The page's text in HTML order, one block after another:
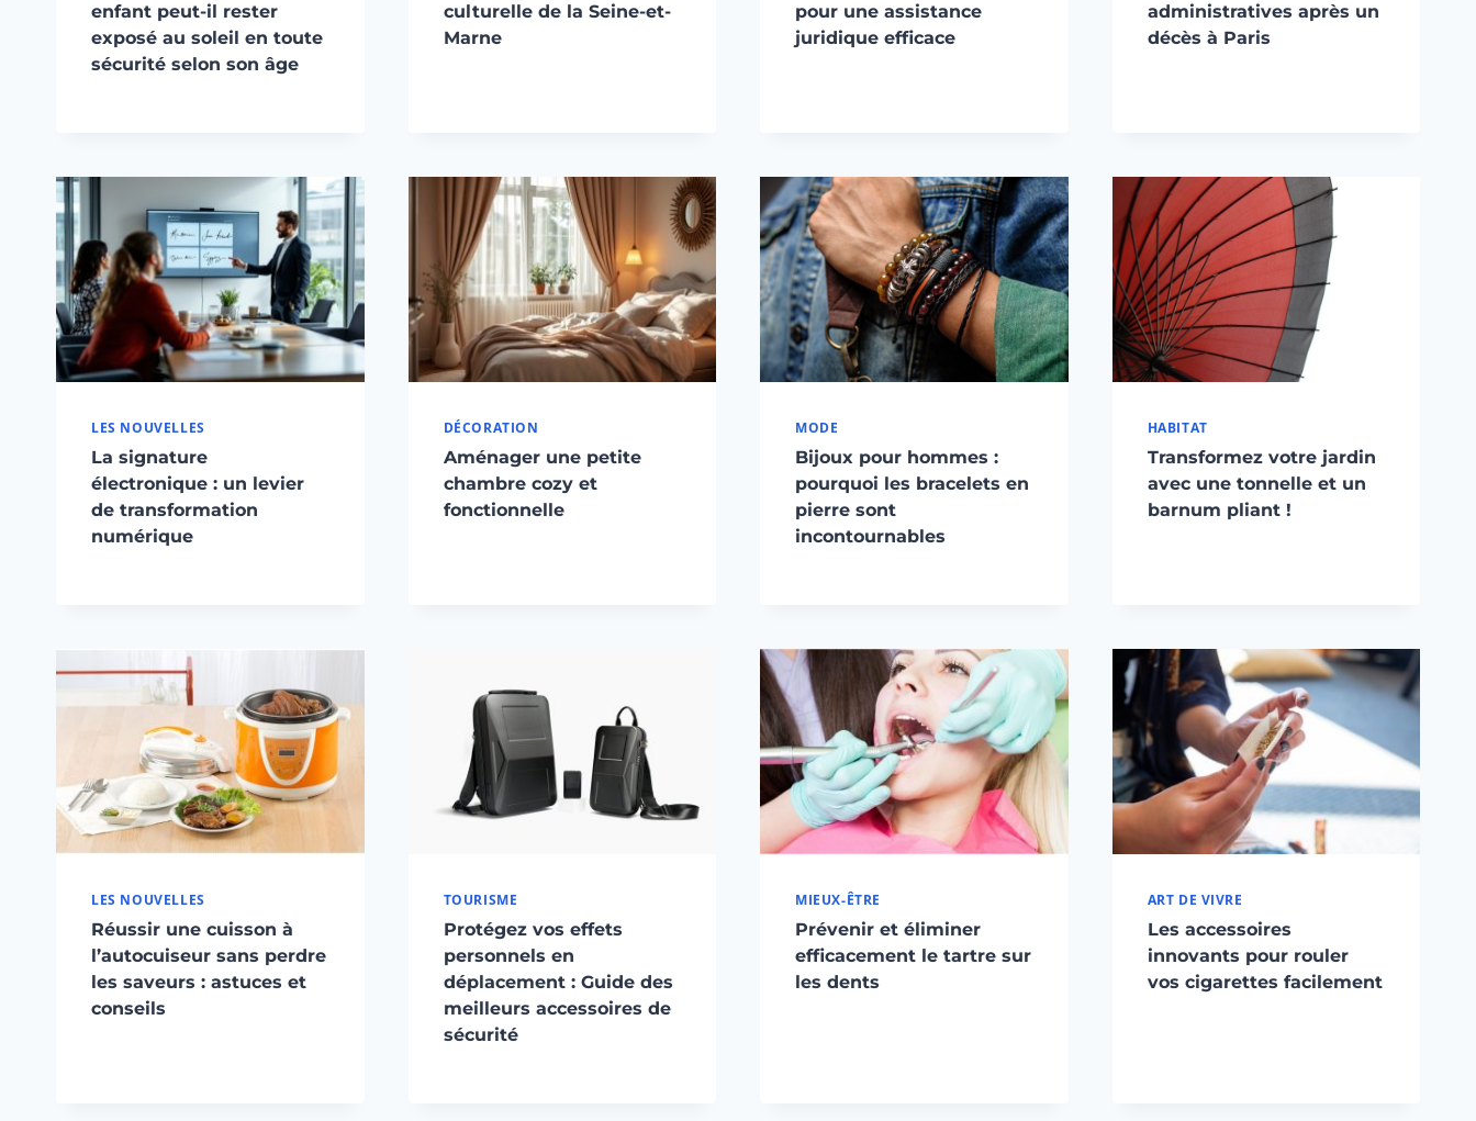
enfant peut-il rester
exposé au soleil en toute
sécurité selon son âge
culturelle de la Seine-et-
Marne
pour une assistance
juridique efficace
administratives après un
décès à Paris
LES NOUVELLES
La signature
électronique : un levier
de transformation
numérique
DÉCORATION
Aménager une petite
chambre cozy et
fonctionnelle
MODE
Bijoux pour hommes :
pourquoi les bracelets en
pierre sont
incontournables
HABITAT
Transformez votre jardin
avec une tonnelle et un
barnum pliant !
LES NOUVELLES
Réussir une cuisson à
l’autocuiseur sans perdre
les saveurs : astuces et
conseils
TOURISME
Protégez vos effets
personnels en
déplacement : Guide des
meilleurs accessoires de
sécurité
MIEUX-ÊTRE
Prévenir et éliminer
efficacement le tartre sur
les dents
ART DE VIVRE
Les accessoires
innovants pour rouler
vos cigarettes facilement